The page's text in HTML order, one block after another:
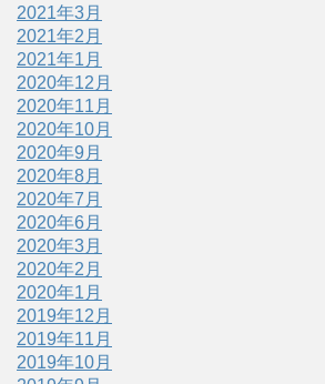
2021年3月
2021年2月
2021年1月
2020年12月
2020年11月
2020年10月
2020年9月
2020年8月
2020年7月
2020年6月
2020年3月
2020年2月
2020年1月
2019年12月
2019年11月
2019年10月